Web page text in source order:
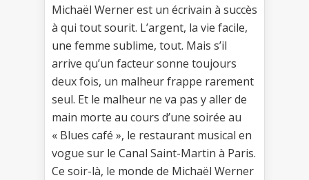
Michaël Werner est un écrivain à succès
à qui tout sourit. L’argent, la vie facile,
une femme sublime, tout. Mais s’il
arrive qu’un facteur sonne toujours
deux fois, un malheur frappe rarement
seul. Et le malheur ne va pas y aller de
main morte au cours d’une soirée au
« Blues café », le restaurant musical en
vogue sur le Canal Saint-Martin à Paris.
Ce soir-là, le monde de Michaël Werner